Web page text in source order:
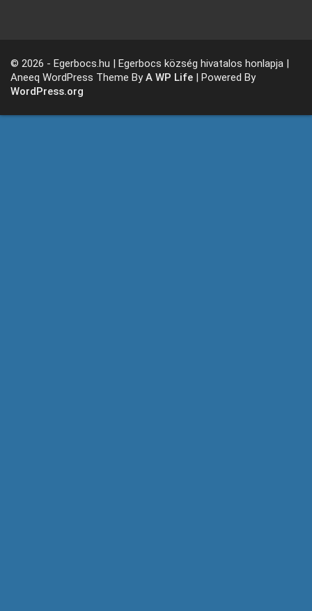
© 2026 - Egerbocs.hu | Egerbocs község hivatalos honlapja |
Aneeq WordPress Theme ByA WP Life | Powered By
WordPress.org